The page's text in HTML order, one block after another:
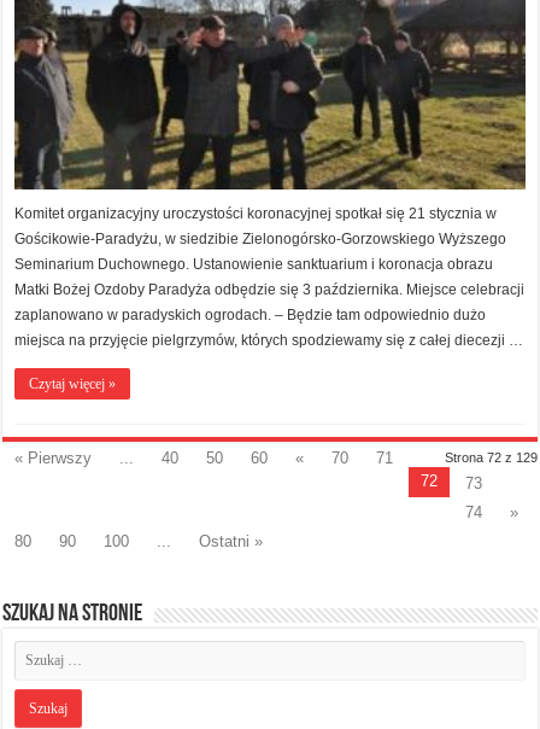
Komitet organizacyjny uroczystości koronacyjnej spotkał się 21 stycznia w
Gościkowie-Paradyżu, w siedzibie Zielonogórsko-Gorzowskiego Wyższego
Seminarium Duchownego. Ustanowienie sanktuarium i koronacja obrazu
Matki Bożej Ozdoby Paradyża odbędzie się 3 października. Miejsce celebracji
zaplanowano w paradyskich ogrodach. – Będzie tam odpowiednio dużo
miejsca na przyjęcie pielgrzymów, których spodziewamy się z całej diecezji …
Czytaj więcej »
Strona 72 z 129
« Pierwszy 40 50 60 « 70
71
72
73
74
»
80
90 100 Ostatni »
Szukaj na stronie